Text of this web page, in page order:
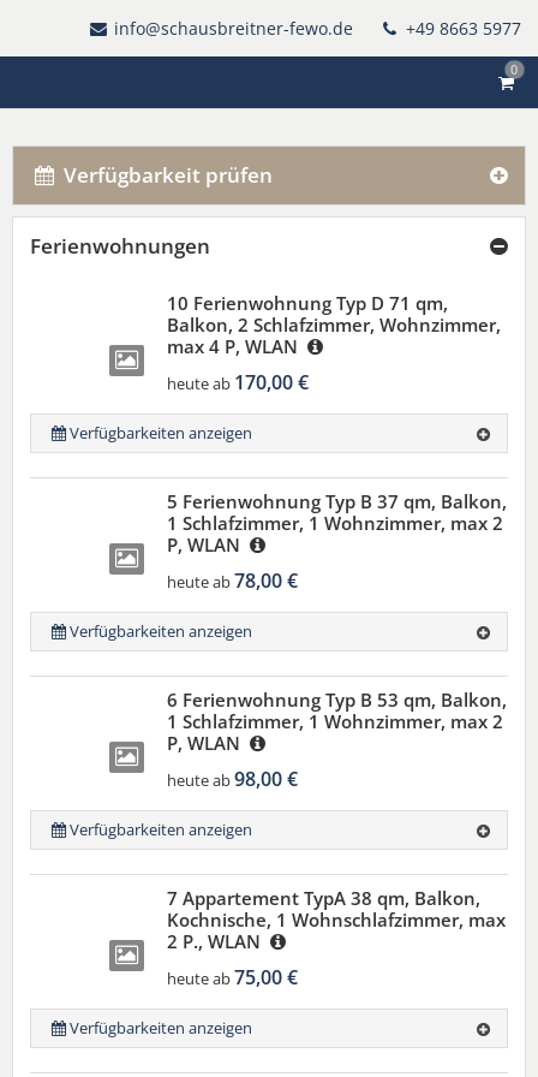
info@schausbreitner-fewo.de +49 8663 5977
0
Verfügbarkeit prüfen
Ferienwohnungen
10 Ferienwohnung Typ D 71 qm,
Balkon, 2 Schlafzimmer, Wohnzimmer,
max 4 P, WLAN
heute ab 170,00 €
Verfügbarkeiten anzeigen
5 Ferienwohnung Typ B 37 qm, Balkon,
1 Schlafzimmer, 1 Wohnzimmer, max 2
P, WLAN
heute ab78,00 €
Verfügbarkeiten anzeigen
6 Ferienwohnung Typ B 53 qm, Balkon,
1 Schlafzimmer, 1 Wohnzimmer, max 2
P, WLAN
heute ab98,00 €
Verfügbarkeiten anzeigen
7 Appartement TypA 38 qm, Balkon,
Kochnische, 1 Wohnschlafzimmer, max
2 P., WLAN
heute ab75,00 €
Verfügbarkeiten anzeigen